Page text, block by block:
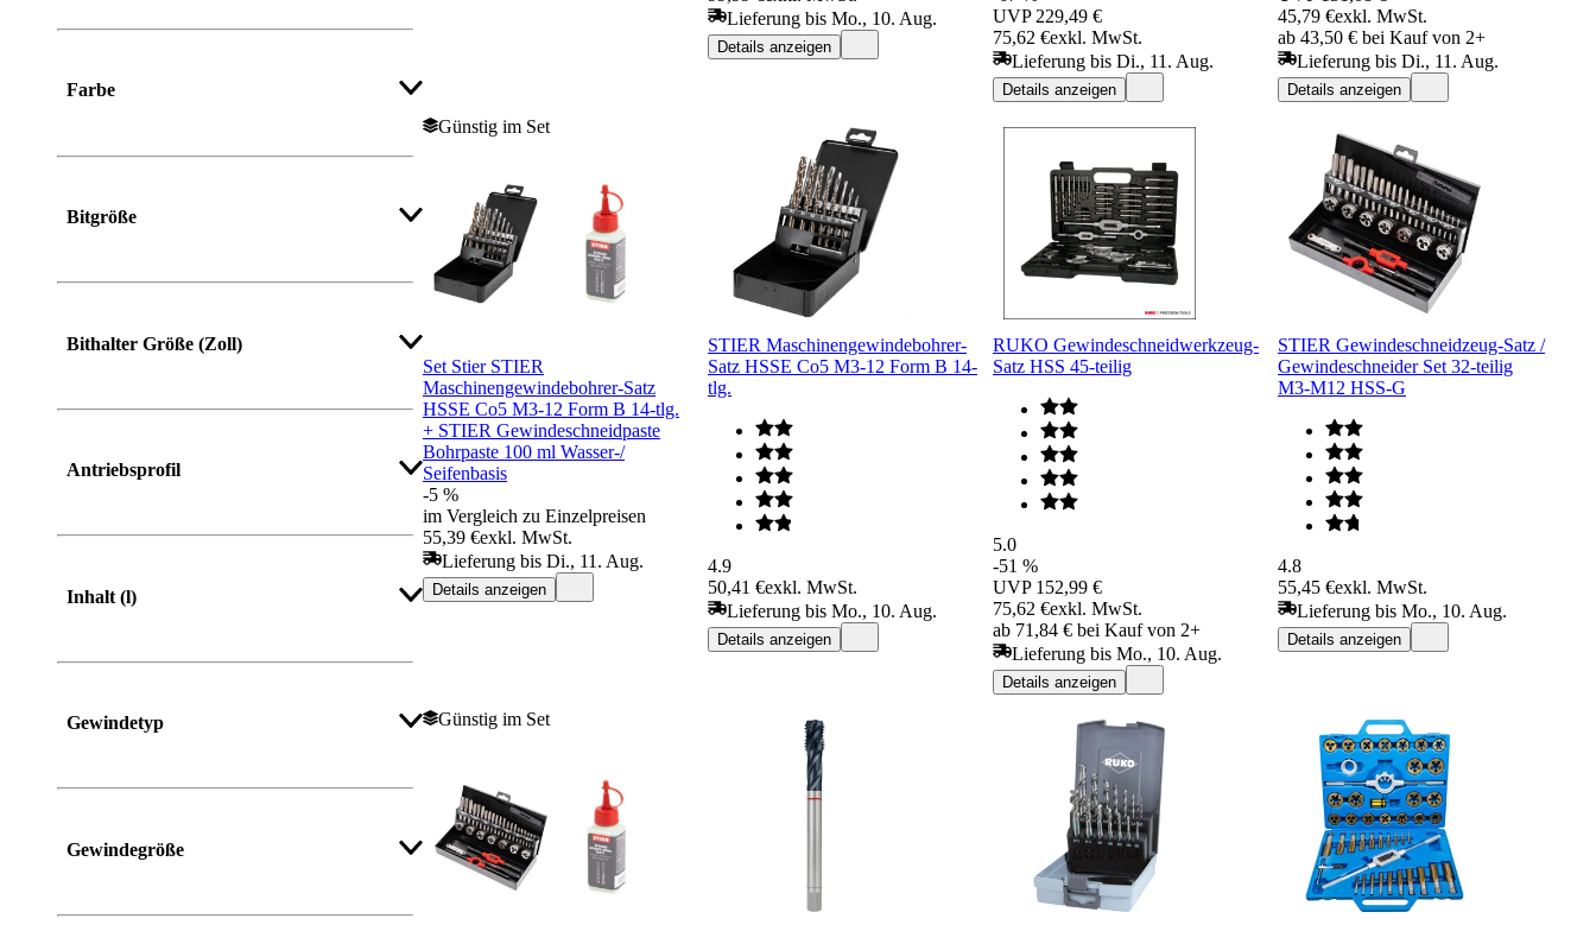
Farbe
Bitgröße
Bithalter Größe (Zoll)
Antriebsprofil
Inhalt (l)
Gewindetyp
Gewindegröße
Lieferung bis Mo., 10. Aug.
Details anzeigen
UVP 229,49 €
75,62 €exkl. MwSt.
Lieferung bis Di., 11. Aug.
Details anzeigen
45,79 €exkl. MwSt.
ab 43,50 € bei Kauf von 2+
Lieferung bis Di., 11. Aug.
Details anzeigen
Günstig im Set
Set Stier STIER
Maschinengewindebohrer-Satz
HSSE Co5 M3-12 Form B 14-tlg.
+ STIER Gewindeschneidpaste
Bohrpaste 100 ml Wasser-/
Seifenbasis
-5 %
im Vergleich zu Einzelpreisen
55,39 €exkl. MwSt.
Lieferung bis Di., 11. Aug.
Details anzeigen
STIER Maschinengewindebohrer-
Satz HSSE Co5 M3-12 Form B 14-
tlg.
4.9
50,41 €exkl. MwSt.
Lieferung bis Mo., 10. Aug.
Details anzeigen
RUKO Gewindeschneidwerkzeug-
Satz HSS 45-teilig
5.0
-51 %
UVP 152,99 €
75,62 €exkl. MwSt.
ab 71,84 € bei Kauf von 2+
Lieferung bis Mo., 10. Aug.
Details anzeigen
STIER Gewindeschneidzeug-Satz /
Gewindeschneider Set 32-teilig
M3-M12 HSS-G
4.8
55,45 €exkl. MwSt.
Lieferung bis Mo., 10. Aug.
Details anzeigen
Günstig im Set